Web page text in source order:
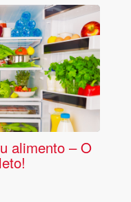
alimento – O